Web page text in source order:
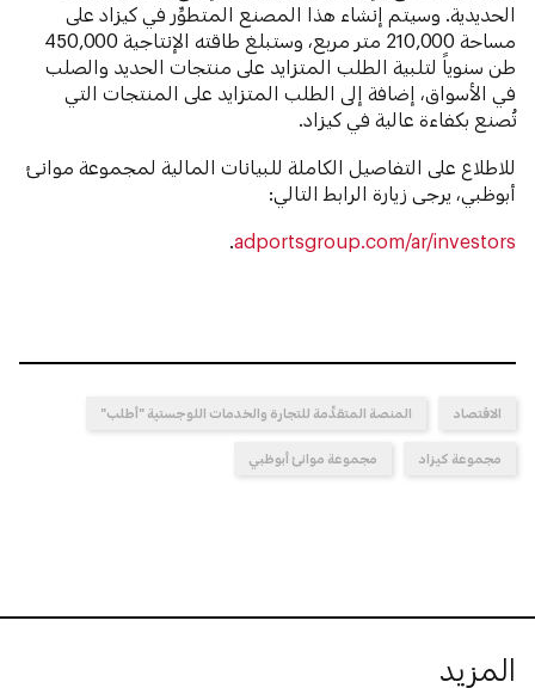
الحديدية. وسيتم إنشاء هذا المصنع المتطوِّر في كيزاد على
مساحة 210,000 متر مربع، وستبلغ طاقته الإنتاجية 450,000
طن سنوياً لتلبية الطلب المتزايد على منتجات الحديد والصلب
في الأسواق، إضافة إلى الطلب المتزايد على المنتجات التي
تُصنع بكفاءة عالية في كيزاد.
للاطلاع على التفاصيل الكاملة للبيانات المالية لمجموعة موانئ
أبوظبي، يرجى زيارة الرابط التالي:
adportsgroup.com/ar/investors
.
الاقتصاد المنصة المتقدِّمة للتجارة والخدمات اللوجستية "أطلب"
مجموعة كيزاد مجموعة موانئ أبوظبي
المزيد